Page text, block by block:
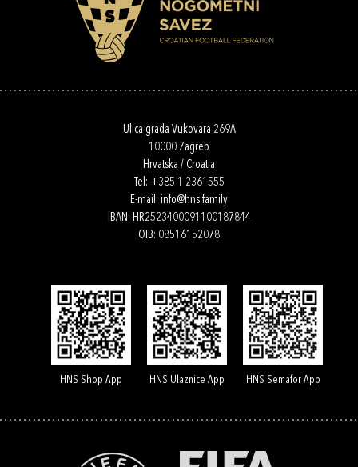
Ulica grada Vukovara 269A
10000 Zagreb
Hrvatska / Croatia
Tel: +385 1 2361555
E-mail: info@hns.family
IBAN: HR2523400091100187844
OIB: 08516152078
HNS Shop App HNS Ulaznice App HNS Semafor App